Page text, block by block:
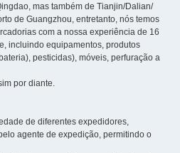
mas também de Tianjin/Dalian/
de Guangzhou, entretanto, nós temos
com a nossa experiência de 16
incluindo equipamentos, produtos
pesticidas), móveis, perfuração a
por diante.
de diferentes expedidores,
agente de expedição, permitindo o